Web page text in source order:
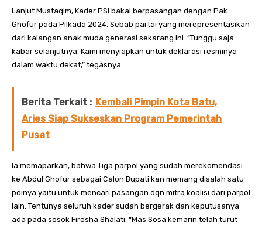
Lanjut Mustaqim, Kader PSI bakal berpasangan dengan Pak
Ghofur pada Pilkada 2024. Sebab partai yang merepresentasikan
dari kalangan anak muda generasi sekarang ini. “Tunggu saja
kabar selanjutnya. Kami menyiapkan untuk deklarasi resminya
dalam waktu dekat,” tegasnya.
Berita Terkait : Kembali Pimpin Kota Batu,
Aries Siap Sukseskan Program Pemerintah
Pusat
Ia memaparkan, bahwa Tiga parpol yang sudah merekomendasi
ke Abdul Ghofur sebagai Calon Bupati kan memang disalah satu
poinya yaitu untuk mencari pasangan dqn mitra koalisi dari parpol
lain. Tentunya seluruh kader sudah bergerak dan keputusanya
ada pada sosok Firosha Shalati. “Mas Sosa kemarin telah turut